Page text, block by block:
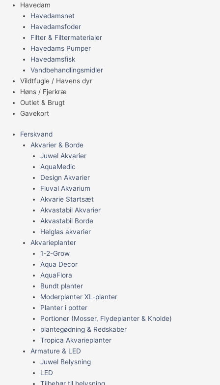
Havedam
Havedamsnet
Havedamsfoder
Filter & Filtermaterialer
Havedams Pumper
Havedamsfisk
Vandbehandlingsmidler
Vildtfugle / Havens dyr
Høns / Fjerkræ
Outlet & Brugt
Gavekort
Ferskvand
Akvarier & Borde
Juwel Akvarier
AquaMedic
Design Akvarier
Fluval Akvarium
Akvarie Startsæt
Akvastabil Akvarier
Akvastabil Borde
Helglas akvarier
Akvarieplanter
1-2-Grow
Aqua Decor
AquaFlora
Bundt planter
Moderplanter XL-planter
Planter i potter
Portioner (Mosser, Flydeplanter & Knolde)
plantegødning & Redskaber
Tropica Akvarieplanter
Armature & LED
Juwel Belysning
LED